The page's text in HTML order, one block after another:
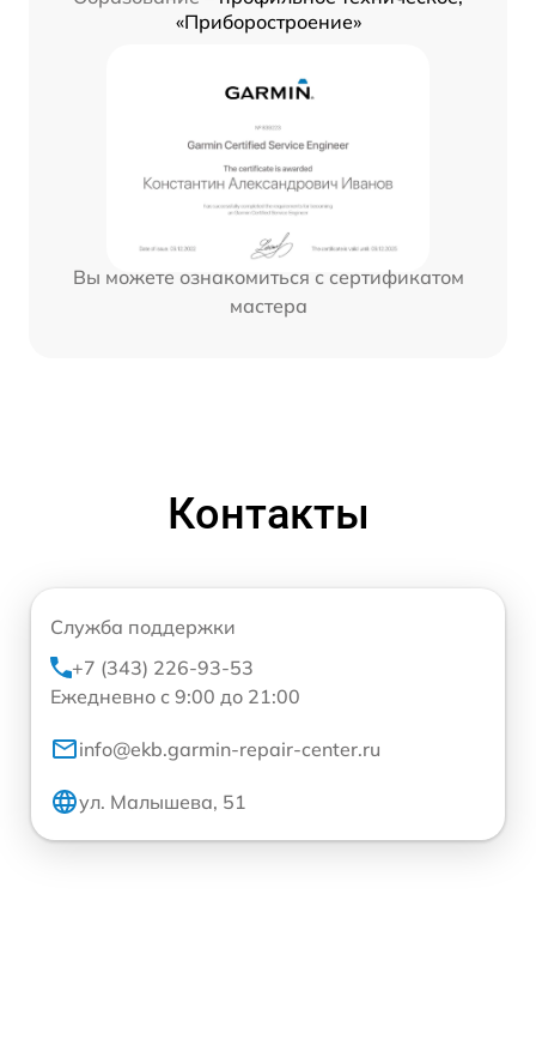
«Приборостроение»
Вы можете ознакомиться с сертификатом
мастера
Контакты
Служба поддержки
+7 (343) 226-93-53
Ежедневно с 9:00 до 21:00
info@ekb.garmin-repair-center.ru
ул. Малышева, 51